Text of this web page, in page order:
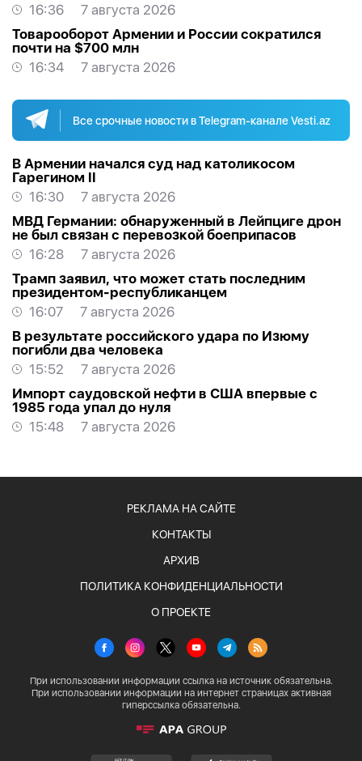
16:36
7 августа 2026
Товарооборот Армении и России сократился
почти на $700 млн
16:34
7 августа 2026
Все срочные новости в Telegram-канале Vesti.az
В Армении начался суд над католикосом
Гарегином II
16:30
7 августа 2026
МВД Германии: обнаруженный в Лейпциге дрон
не был связан с перевозкой боеприпасов
16:28
7 августа 2026
Трамп заявил, что может стать последним
президентом-республиканцем
16:07
7 августа 2026
В результате российского удара по Изюму
погибли два человека
15:52
7 августа 2026
Импорт саудовской нефти в США впервые с
1985 года упал до нуля
15:48
7 августа 2026
РЕКЛАМА НА САЙТЕ
КОНТАКТЫ
АРХИВ
ПОЛИТИКА КОНФИДЕНЦИАЛЬНОСТИ
О ПРОЕКТЕ
При использовании информации ссылка на источник обязательна.
При использовании информации на интернет страницах активная
гиперссылка обязательна.